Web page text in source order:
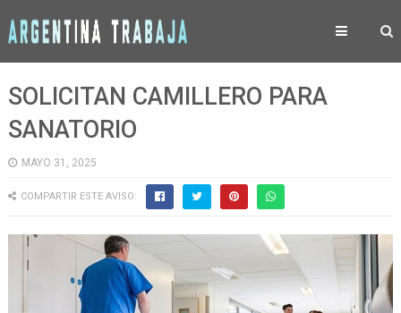
SOLICITAN CAMILLERO PARA
SANATORIO
MAYO 31, 2025
COMPARTIR ESTE AVISO: